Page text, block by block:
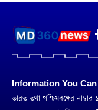
Information You
ভারত তথা পশ্চিমবঙ্গের